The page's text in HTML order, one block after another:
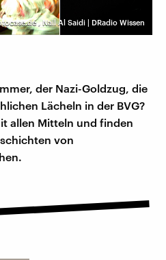
,Nail Al Saidi | DRadio Wissen
der Nazi-Goldzug, die
Lächeln in der BVG?
allen Mitteln und finden
von